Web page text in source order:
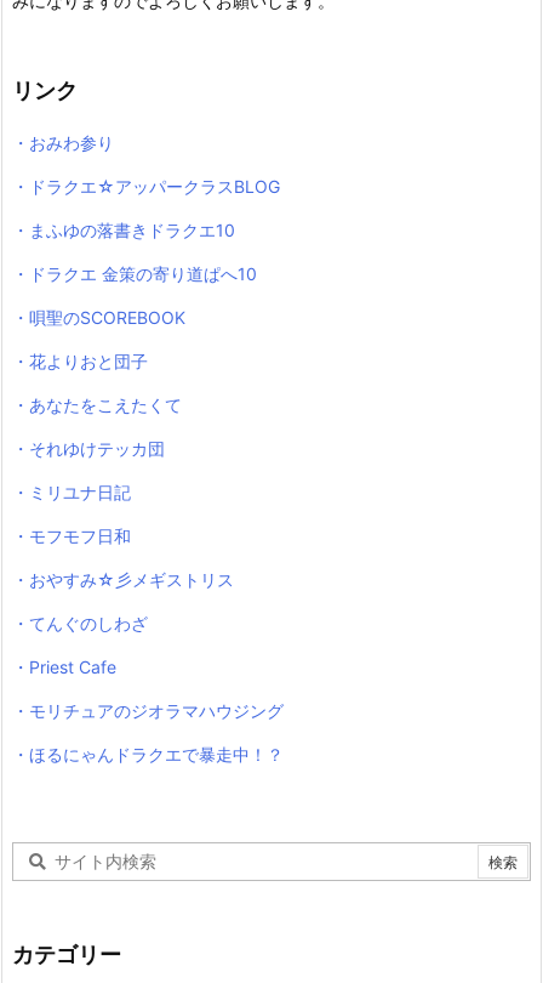
リンク
・おみわ参り
・ドラクエ☆アッパークラスBLOG
・まふゆの落書きドラクエ10
・ドラクエ 金策の寄り道ぱへ10
・唄聖のSCOREBOOK
・花よりおと団子
・あなたをこえたくて
・それゆけテッカ団
・ミリユナ日記
・モフモフ日和
・おやすみ☆彡メギストリス
・てんぐのしわざ
・Priest Cafe
・モリチュアのジオラマハウジング
・ほるにゃんドラクエで暴走中！？
カテゴリー